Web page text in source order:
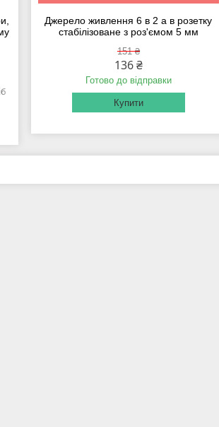
Джерело живлення 6 в 2 а в розетку
стабілізоване з роз'ємом 5 мм
151 ₴
136 ₴
Готово до відправки
Купити